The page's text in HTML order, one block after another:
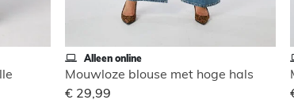
Alleen online
Mouwloze blouse met hoge hals
€ 29,99